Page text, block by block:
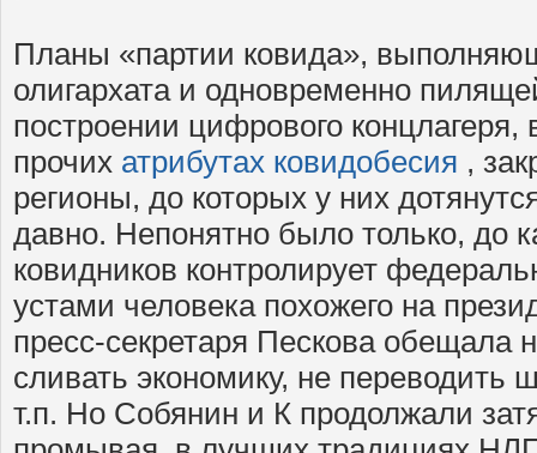
Планы «партии ковида»,
олигархата и одновременно
построении цифрового концлагеря,
прочих атрибутах ковидобесия ,
регионы, до которых у них
давно. Непонятно было только, до
ковидников контролирует
устами человека похожего на
пресс-секретаря Пескова обещала
сливать экономику, не переводить
т.п. Но Собянин и К продолжали